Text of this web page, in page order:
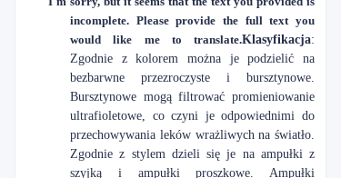
incomplete. Please provide the full text you
would like me to translate.Klasyfikacja:
Zgodnie z kolorem można je podzielić na
bezbarwne przezroczyste i bursztynowe.
Bursztynowe mogą filtrować promieniowanie
ultrafioletowe, co czyni je odpowiednimi do
przechowywania leków wrażliwych na światło.
Zgodnie z stylem dzieli się je na ampułki z
szyjką i ampułki proszkowe. Ampułki